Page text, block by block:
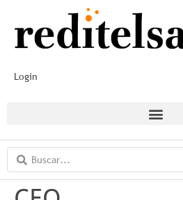
Login